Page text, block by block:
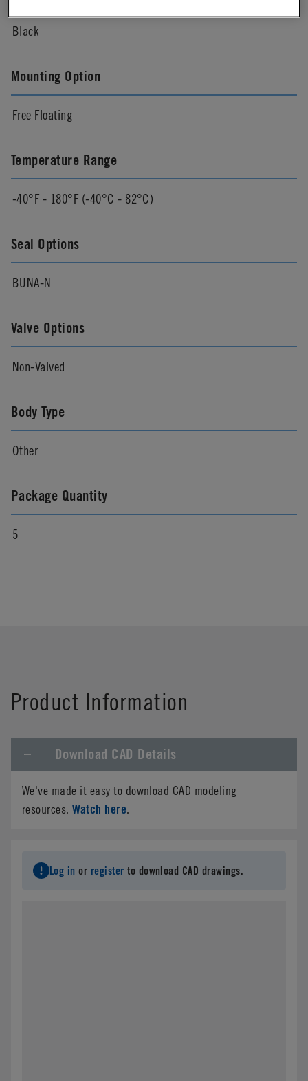
Black
Mounting Option
Free Floating
Temperature Range
-40°F - 180°F (-40°C - 82°C)
Seal Options
BUNA-N
Valve Options
Non-Valved
Body Type
Other
Package Quantity
5
Product Information
Download CAD Details
We've made it easy to download CAD modeling
resources.Watch here.
Log in or register to download CAD drawings.